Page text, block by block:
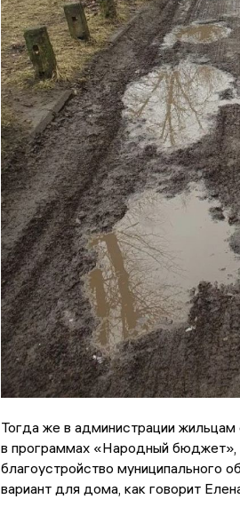
Тогда же в администрации
в программах «Народный
благоустройство муниципального
вариант для дома, как говорит